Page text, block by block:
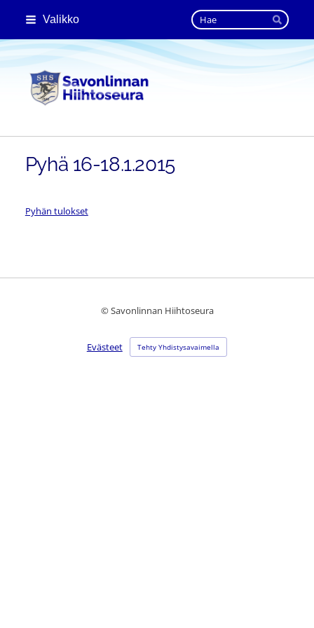
Siirry
sisältöön
Valikko Haku
Hae
Savonlinnan Hiihtoseura
Pyhä 16-18.1.2015
Pyhän tulokset
©Savonlinnan Hiihtoseura
Evästeet Tehty Yhdistysavaimella